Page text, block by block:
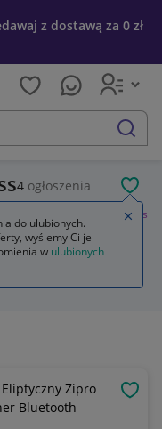
z dostawą za 0 zł
szukaj
4 ogłoszenia
Trening fitness
km
Zipro
Bluetooth
do ulubionych.
wyślemy Ci je
w ulubionych